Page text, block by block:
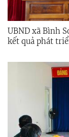
UBND xã Bình
kết quả phát